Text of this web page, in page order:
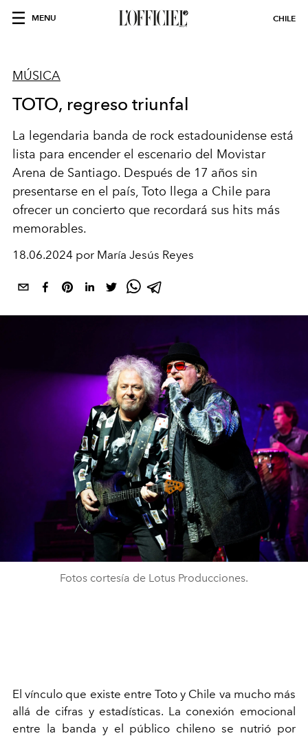
MENU CHILE
MÚSICA
TOTO, regreso triunfal
La legendaria banda de rock estadounidense está
lista para encender el escenario del Movistar
Arena de Santiago. Después de 17 años sin
presentarse en el país, Toto llega a Chile para
ofrecer un concierto que recordará sus hits más
memorables.
18.06.2024 por María Jesús Reyes
Fotos cortesía de Lotus Producciones.
El vínculo que existe entre Toto y Chile va mucho más
allá de cifras y estadísticas. La conexión emocional
entre la banda y el público chileno se nutrió por